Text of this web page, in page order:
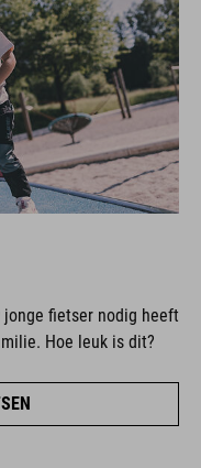
fietser nodig heeft
Hoe leuk is dit?